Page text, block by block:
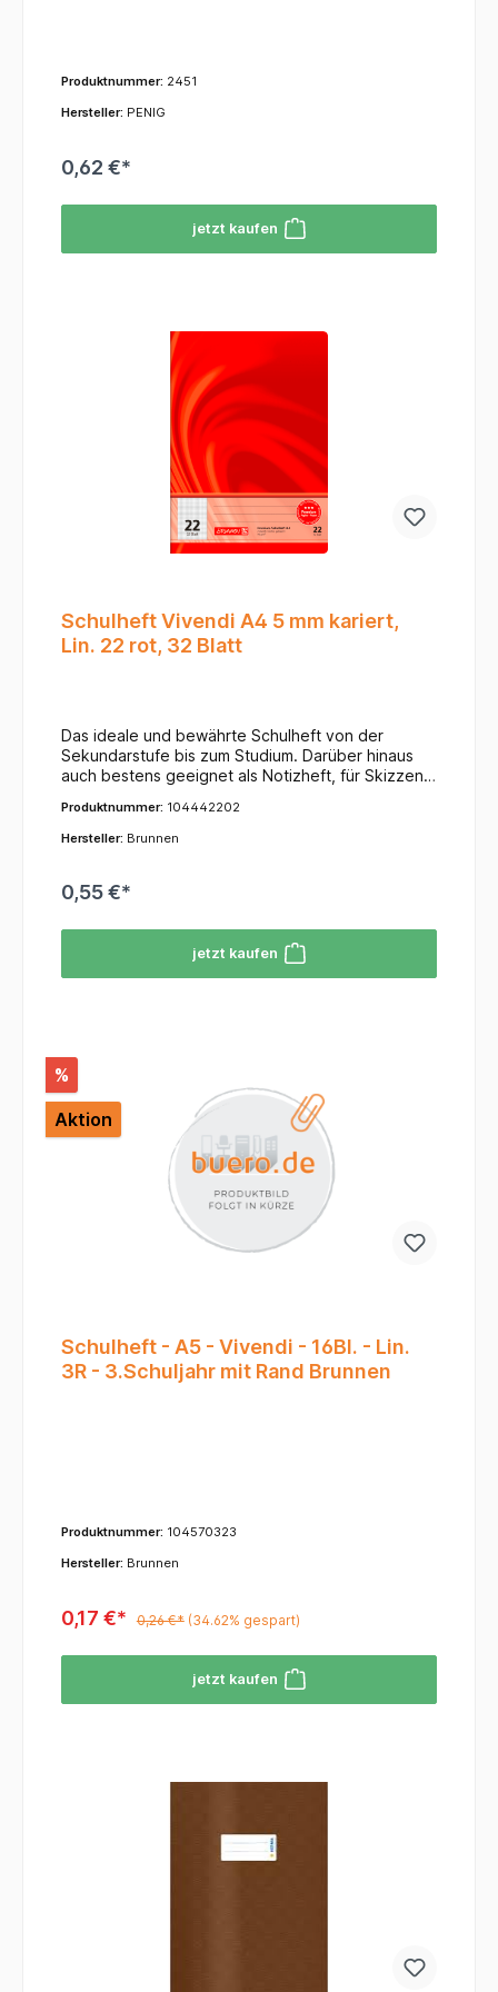
Produktnummer: 2451
Hersteller: PENIG
0,62 €*
jetzt kaufen
Schulheft Vivendi A4 5 mm kariert,
Lin. 22 rot, 32 Blatt
Das ideale und bewährte Schulheft von der
Sekundarstufe bis zum Studium. Darüber hinaus
auch bestens geeignet als Notizheft, für Skizzen,
praktisches Merkheft im Büro oder zuhause. - A4 -
5 mm kariert, Lin. 22 - rot - 32 Blatt - extrastarker
Produktnummer: 104442202
Hersteller: Brunnen
0,55 €*
jetzt kaufen
%
Aktion
Schulheft - A5 - Vivendi - 16Bl. - Lin.
3R - 3.Schuljahr mit Rand Brunnen
Produktnummer: 104570323
Hersteller: Brunnen
0,17 €* 0,26 €* (34.62% gespart)
jetzt kaufen